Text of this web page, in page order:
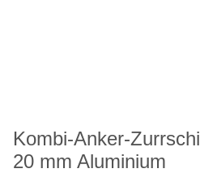
Kombi-Anker-
20 mm Aluminium